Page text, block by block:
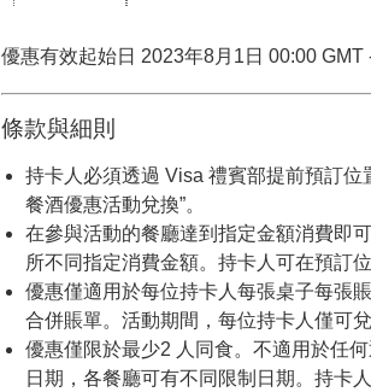
Waketoku (日
本)
消費滿 23,100 日元可獲贈餐酒
優惠不適用於週日、2023 年 8
28 Wilkie (新加
坡)
消費最低 600 新加坡幣即可獲贈
優惠不適用於8月8日至9日、11
Alma by Juan
Amador (新加
坡)
消費最低 500 新加坡元即可獲贈
優惠不適用於8月8日至9日、11
De Nuit (台灣)
消費滿 NT 10,400 即可獲贈餐酒
優惠不適用於2023年12月24日
優惠有效起始日 2023年8月1日 00:00 GMT
條款與細則
持卡人必須透過 Visa 禮賓部提前預訂
餐酒優惠活動兌換”。
在參與活動的餐廳達到指定金額消費即
所不同指定消費金額。持卡人可在預訂
優惠僅適用於每位持卡人每張桌子每張
合併賬單。活動期間，每位持卡人僅可
優惠僅限於最少2 人同食。不適用於任
日期，各餐廳可有不同限制日期。持卡